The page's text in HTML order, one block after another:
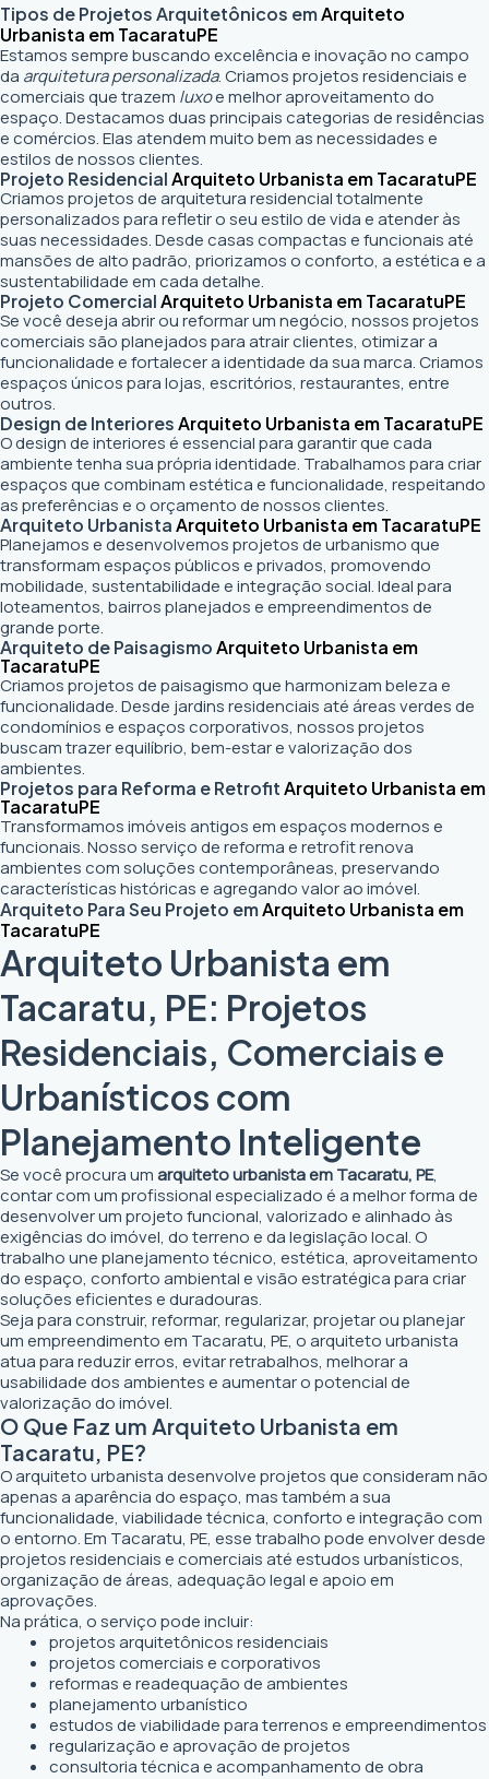
Tipos de Projetos Arquitetônicos emArquiteto
Urbanista em TacaratuPE
Estamos sempre buscando excelência e inovação no campo
da arquitetura personalizada. Criamos projetos residenciais e
comerciais que trazem luxoe melhor aproveitamento do
espaço. Destacamos duas principais categorias de residências
e comércios. Elas atendem muito bem as necessidades e
estilos de nossos clientes.
Projeto ResidencialArquiteto Urbanista em TacaratuPE
Criamos projetos de arquitetura residencial totalmente
personalizados para refletir o seu estilo de vida e atender às
suas necessidades. Desde casas compactas e funcionais até
mansões de alto padrão, priorizamos o conforto, a estética e a
sustentabilidade em cada detalhe.
Projeto ComercialArquiteto Urbanista em TacaratuPE
Se você deseja abrir ou reformar um negócio, nossos projetos
comerciais são planejados para atrair clientes, otimizar a
funcionalidade e fortalecer a identidade da sua marca. Criamos
espaços únicos para lojas, escritórios, restaurantes, entre
outros.
Design de InterioresArquiteto Urbanista em TacaratuPE
O design de interiores é essencial para garantir que cada
ambiente tenha sua própria identidade. Trabalhamos para criar
espaços que combinam estética e funcionalidade, respeitando
as preferências e o orçamento de nossos clientes.
Arquiteto UrbanistaArquiteto Urbanista em TacaratuPE
Planejamos e desenvolvemos projetos de urbanismo que
transformam espaços públicos e privados, promovendo
mobilidade, sustentabilidade e integração social. Ideal para
loteamentos, bairros planejados e empreendimentos de
grande porte.
Arquiteto de PaisagismoArquiteto Urbanista em
TacaratuPE
Criamos projetos de paisagismo que harmonizam beleza e
funcionalidade. Desde jardins residenciais até áreas verdes de
condomínios e espaços corporativos, nossos projetos
buscam trazer equilíbrio, bem-estar e valorização dos
ambientes.
Projetos para Reforma e RetrofitArquiteto Urbanista em
TacaratuPE
Transformamos imóveis antigos em espaços modernos e
funcionais. Nosso serviço de reforma e retrofit renova
ambientes com soluções contemporâneas, preservando
características históricas e agregando valor ao imóvel.
Arquiteto Para Seu Projeto emArquiteto Urbanista em
TacaratuPE
Arquiteto Urbanista em
Tacaratu, PE: Projetos
Residenciais, Comerciais e
Urbanísticos com
Planejamento Inteligente
Se você procura umarquiteto urbanista em Tacaratu, PE,
contar com um profissional especializado é a melhor forma de
desenvolver um projeto funcional, valorizado e alinhado às
exigências do imóvel, do terreno e da legislação local. O
trabalho une planejamento técnico, estética, aproveitamento
do espaço, conforto ambiental e visão estratégica para criar
soluções eficientes e duradouras.
Seja para construir, reformar, regularizar, projetar ou planejar
um empreendimento em Tacaratu, PE, o arquiteto urbanista
atua para reduzir erros, evitar retrabalhos, melhorar a
usabilidade dos ambientes e aumentar o potencial de
valorização do imóvel.
O Que Faz um Arquiteto Urbanista em
Tacaratu, PE?
O arquiteto urbanista desenvolve projetos que consideram não
apenas a aparência do espaço, mas também a sua
funcionalidade, viabilidade técnica, conforto e integração com
o entorno. Em Tacaratu, PE, esse trabalho pode envolver desde
projetos residenciais e comerciais até estudos urbanísticos,
organização de áreas, adequação legal e apoio em
aprovações.
Na prática, o serviço pode incluir:
projetos arquitetônicos residenciais
projetos comerciais e corporativos
reformas e readequação de ambientes
planejamento urbanístico
estudos de viabilidade para terrenos e empreendimentos
regularização e aprovação de projetos
consultoria técnica e acompanhamento de obra